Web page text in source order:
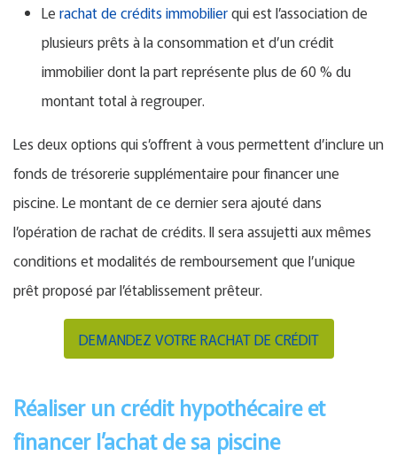
Le rachat de crédits immobilierqui est l’association de
plusieurs prêts à la consommation et d’un crédit
immobilier dont la part représente plus de 60 % du
montant total à regrouper.
Les deux options qui s’offrent à vous permettent d’inclure un
fonds de trésorerie supplémentaire pour financer une
piscine. Le montant de ce dernier sera ajouté dans
l’opération de rachat de crédits. Il sera assujetti aux mêmes
conditions et modalités de remboursement que l’unique
prêt proposé par l’établissement prêteur.
DEMANDEZ VOTRE RACHAT DE CRÉDIT
Réaliser un crédit hypothécaire et
financer l’achat de sa piscine